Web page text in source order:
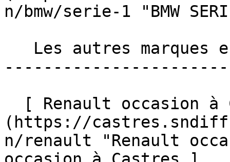
n/bmw/serie-1 "BMW
(https://
n/renault "Renault